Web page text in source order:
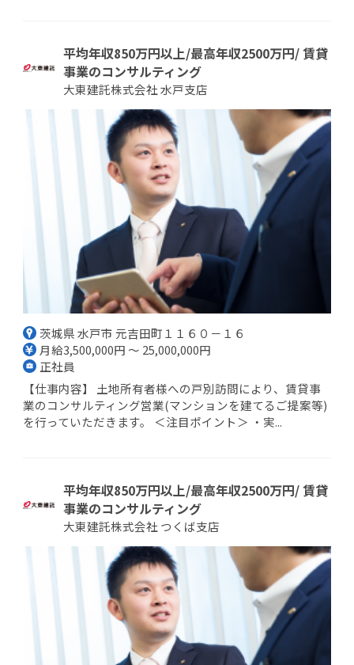
平均年収850万円以上/最高年収2500万円/ 賃貸
事業のコンサルティング
大東建託株式会社 水戸支店
茨城県 水戸市 元吉田町１１６０－１６
月給3,500,000円 ～ 25,000,000円
正社員
【仕事内容】 土地所有者様への戸別訪問により、賃貸事
業のコンサルティング営業(マンションを建てるご提案等)
を行っていただきます。 ＜注目ポイント＞ ・実...
平均年収850万円以上/最高年収2500万円/ 賃貸
事業のコンサルティング
大東建託株式会社 つくば支店